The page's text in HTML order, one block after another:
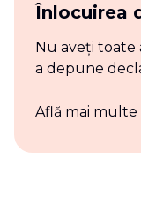
Înlocuirea
Nu aveți toate
a depune
Află mai multe